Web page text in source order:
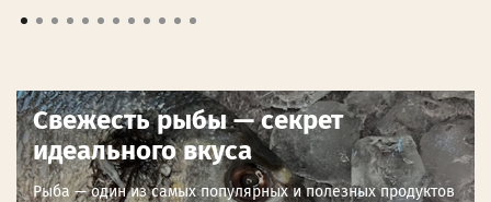
Свежесть рыбы — секрет
идеального вкуса
Рыба — один из самых популярных и полезных продуктов